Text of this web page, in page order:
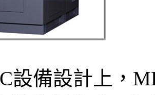
設備設計上，